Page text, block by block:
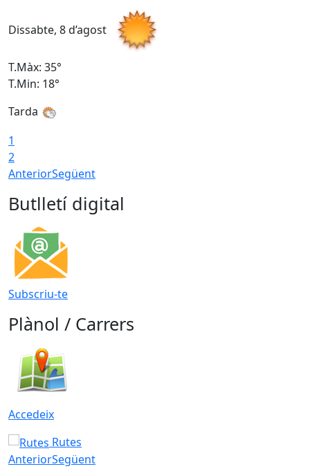
Dissabte, 8 d’agost
T.Màx: 35°
T.Min: 18°
Tarda
1
2
AnteriorSegüent
Butlletí digital
Subscriu-te
Plànol / Carrers
Accedeix
Rutes
AnteriorSegüent